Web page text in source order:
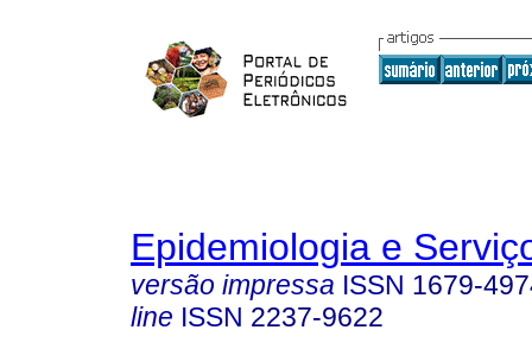
Epidemiologia e
versão impressa ISSN 1679-
line ISSN 2237-9622